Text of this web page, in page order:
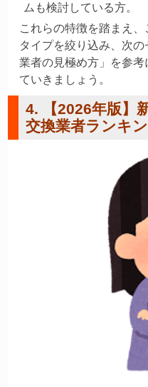
ムも検討している方。
これらの特徴を踏まえ
タイプを絞り込み、次
業者の見極め方」を参
ていきましょう。
4. 【2026年版】
交換業者ランキ